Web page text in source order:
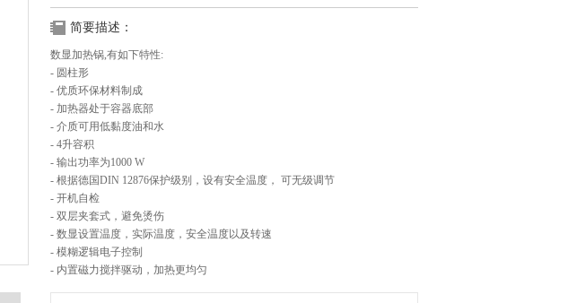
简要描述：
数显加热锅,有如下特性:
- 圆柱形
- 优质环保材料制成
- 加热器处于容器底部
- 介质可用低黏度油和水
- 4升容积
- 输出功率为1000 W
- 根据德国DIN 12876保护级别，设有安全温度， 可无级调节
- 开机自检
- 双层夹套式，避免烫伤
- 数显设置温度，实际温度，安全温度以及转速
- 模糊逻辑电子控制
- 内置磁力搅拌驱动，加热更均匀